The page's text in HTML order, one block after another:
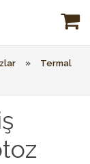
»
Termal